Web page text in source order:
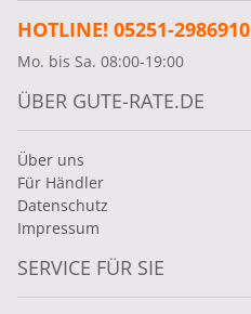
HOTLINE! 05251-2986910
Mo. bis Sa. 08:00-19:00
ÜBER GUTE-RATE.DE
Über uns
Für Händler
Datenschutz
Impressum
SERVICE FÜR SIE